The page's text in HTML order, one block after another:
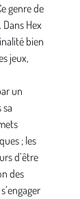
genre de
Hex
bien
jeux,
un
; les
d’être
des